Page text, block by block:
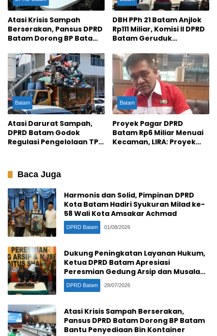
Atasi Krisis Sampah
Berserakan, Pansus DPRD
Batam Dorong BP Batam
Kontainer
DBH PPh 21 Batam Anjlok
Rp111 Miliar, Komisi II DPRD
Batam Geruduk
Batam
Atasi Darurat Sampah,
DPRD Batam Godok
Regulasi Pengelolaan TPA
Batam
Proyek Pagar DPRD
Batam Rp6 Miliar Menuai
Kecaman, LIRA: Proyek
Baca Juga
Harmonis dan Solid, Pimpinan DPRD
Kota Batam Hadiri Syukuran Milad ke-
58 Wali Kota Amsakar Achmad
DPRD Batam 01/08/2026
Dukung Peningkatan Layanan Hukum,
Ketua DPRD Batam Apresiasi
Peresmian Gedung Arsip dan Musala
PN Batam
DPRD Batam 28/07/2026
Atasi Krisis Sampah Berserakan,
Pansus DPRD Batam Dorong BP Batam
Bantu Penyediaan Bin Kontainer